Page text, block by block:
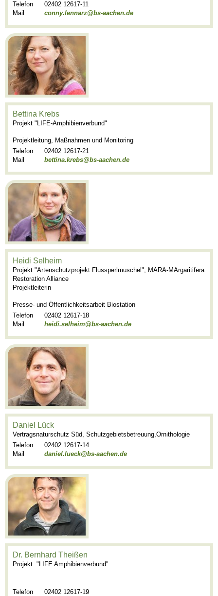
Telefon
02402 12617-11
Mail
conny.lennarz@bs-aachen.de
Bettina Krebs
Projekt "LIFE-Amphibienverbund"
Projektleitung, Maßnahmen und Monitoring
Telefon
02402 12617-21
Mail
bettina.krebs@bs-aachen.de
Heidi Selheim
Projekt "Artenschutzprojekt Flussperlmuschel", MARA-MArgaritifera
Restoration Alliance
Projektleiterin
Presse- und Öffentlichkeitsarbeit Biostation
Telefon
02402 12617-18
Mail
heidi.selheim@bs-aachen.de
Daniel Lück
Vertragsnaturschutz Süd, Schutzgebietsbetreuung,Ornithologie
Telefon
02402 12617-14
Mail
daniel.lueck@bs-aachen.de
Dr. Bernhard Theißen
Projekt "LIFE Amphibienverbund"
Telefon 02402 12617-19